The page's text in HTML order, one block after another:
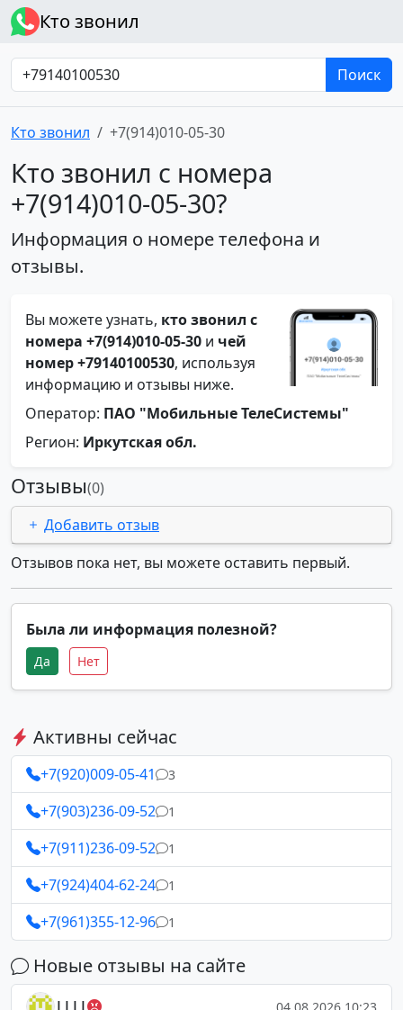
Кто звонил
Поиск
Кто звонил +7(914)010-05-30
Кто звонил с номера
+7(914)010-05-30?
Информация о номере телефона и
отзывы.
Вы можете узнать, кто звонил с
номера +7(914)010-05-30 и чей
номер +79140100530, используя
информацию и отзывы ниже.
Оператор: ПАО "Мобильные ТелеСистемы"
Регион: Иркутская обл.
Отзывы(0)
Добавить отзыв
Отзывов пока нет, вы можете оставить первый.
Была ли информация полезной?
Да Нет
Активны сейчас
+7(920)009-05-41 3
+7(903)236-09-52 1
+7(911)236-09-52 1
+7(924)404-62-24 1
+7(961)355-12-96 1
Новые отзывы на сайте
04.08.2026 10:23